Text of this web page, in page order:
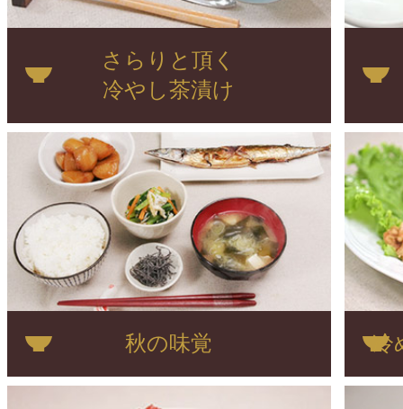
今回のレシピは第九
さらりと頂く
冷やし茶漬け
秋の味覚 冷